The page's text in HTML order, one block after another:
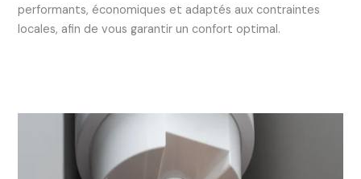
performants, économiques et adaptés aux contraintes
locales, afin de vous garantir un confort optimal.